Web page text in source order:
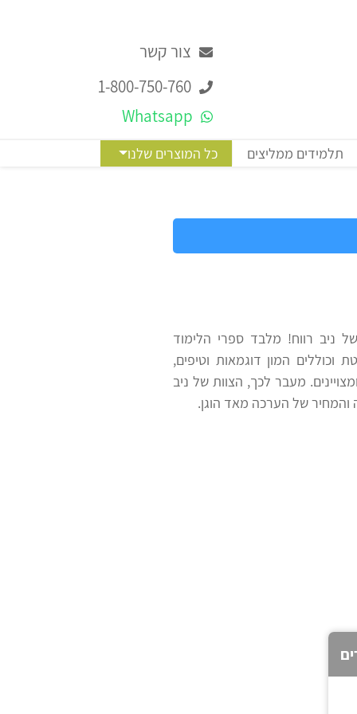
צור קשר
1-800-750-760
תלמידים ממליצים כל המוצרים שלנו
ניב רווח! מלבד ספרי הלימוד
וכוללים המון דוגמאות וטיפים,
מעבר לכך, הצוות של ניב
והמחיר של הערכה מאד הוגן.